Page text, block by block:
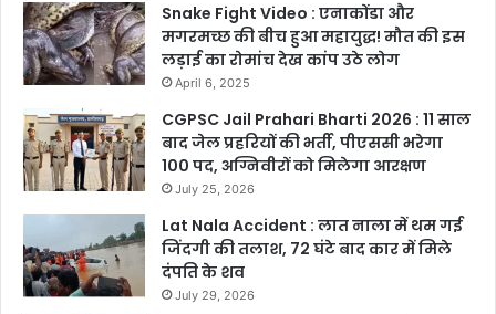
Snake Fight Video : एनाकोंडा और
मगरमच्छ की बीच हुआ महायुद्ध! मौत की इस
लड़ाई का रोमांच देख कांप उठे लोग
April 6, 2025
CGPSC Jail Prahari Bharti 2026 : 11 साल
बाद जेल प्रहरियों की भर्ती, पीएससी भरेगा
100 पद, अग्निवीरों को मिलेगा आरक्षण
July 25, 2026
Lat Nala Accident : लात नाला में थम गई
जिंदगी की तलाश, 72 घंटे बाद कार में मिले
दंपति के शव
July 29, 2026